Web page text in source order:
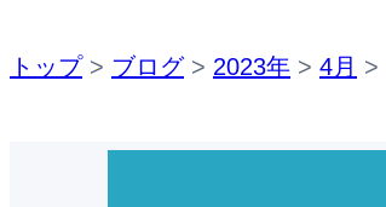
トップ> ブログ> 2023年 > 4月 >